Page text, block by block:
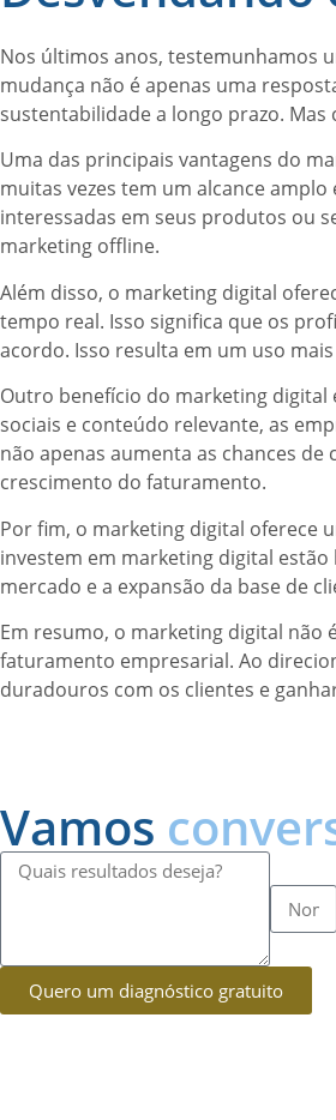
Nos últimos anos, testemunhamos
mudança não é apenas uma
sustentabilidade a longo prazo.
Uma das principais vantagens do
muitas vezes tem um alcance
interessadas em seus produtos ou
marketing offline.
Além disso, o marketing digital
tempo real. Isso significa que os
acordo. Isso resulta em um uso
Outro benefício do marketing digital
sociais e conteúdo relevante, as
não apenas aumenta as chances
crescimento do faturamento.
Por fim, o marketing digital oferece
investem em marketing digital
mercado e a expansão da base de
Em resumo, o marketing digital não
faturamento empresarial. Ao
duradouros com os clientes e
Vamos
Quero um diagnóstico gratuito